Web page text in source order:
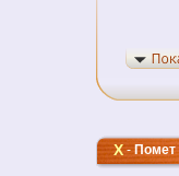
Х-Помет